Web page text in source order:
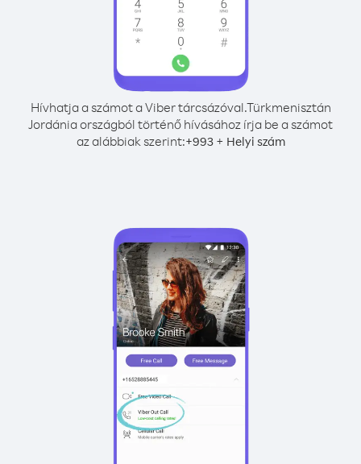
Hívhatja a számot a Viber tárcsázóval.Türkmenisztán
Jordánia országból történő hívásához írja be a számot
az alábbiak szerint:+993+ Helyi szám